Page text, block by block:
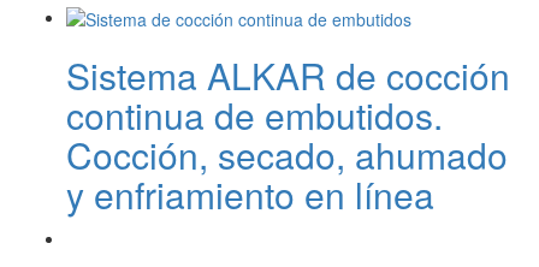
Sistema ALKAR de cocción
continua de embutidos.
Cocción, secado, ahumado
y enfriamiento en línea